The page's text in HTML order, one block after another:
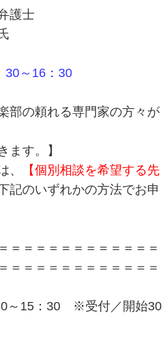
護士
～16：30
部の頼れる専門家の方々が
ます。】
、
【個別相談を希望する先
記のいずれかの方法でお申
＝＝＝＝＝＝＝＝＝＝＝＝
＝＝＝＝＝＝＝＝＝＝＝＝
～15：30 ※受付／開始30